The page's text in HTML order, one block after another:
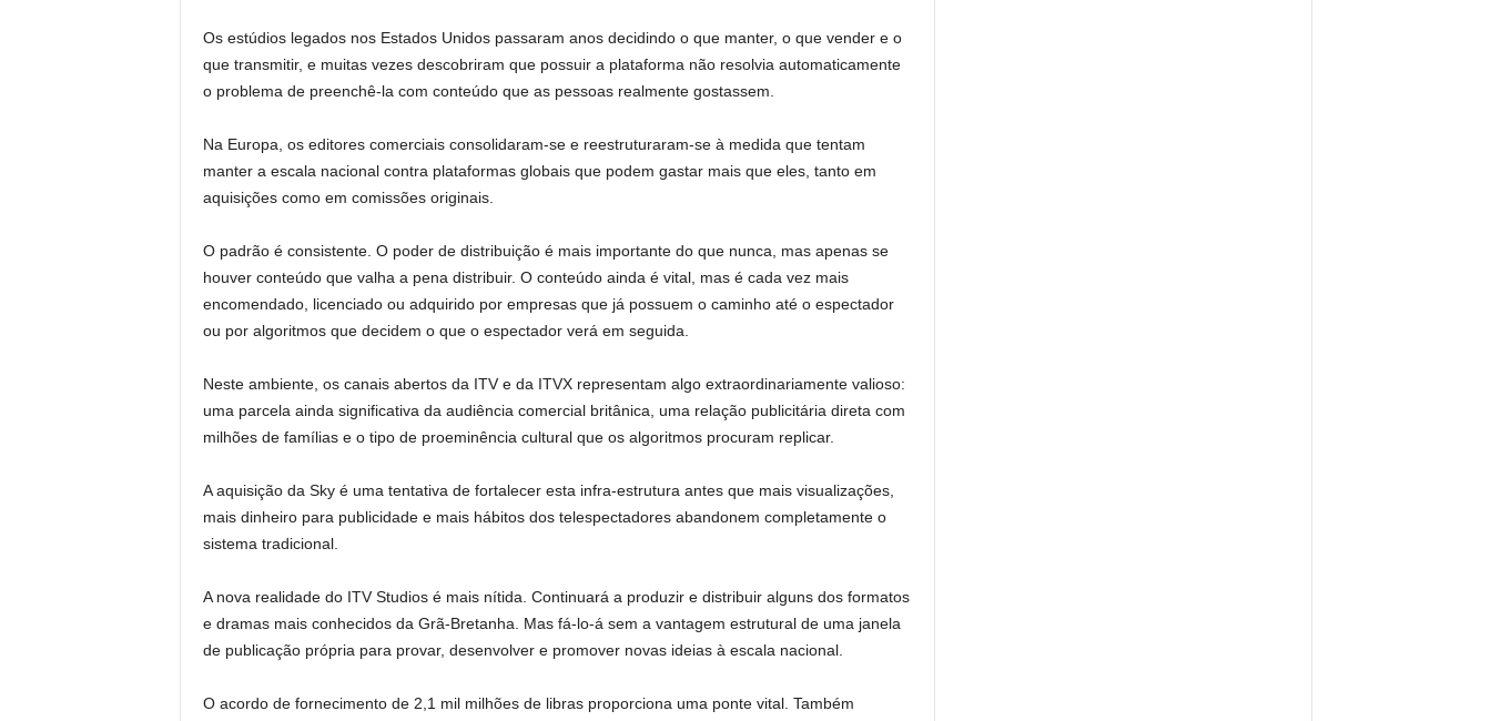
Os estúdios legados nos Estados Unidos passaram anos decidindo o que manter, o que vender e o
que transmitir, e muitas vezes descobriram que possuir a plataforma não resolvia automaticamente
o problema de preenchê-la com conteúdo que as pessoas realmente gostassem.
Na Europa, os editores comerciais consolidaram-se e reestruturaram-se à medida que tentam
manter a escala nacional contra plataformas globais que podem gastar mais que eles, tanto em
aquisições como em comissões originais.
O padrão é consistente. O poder de distribuição é mais importante do que nunca, mas apenas se
houver conteúdo que valha a pena distribuir. O conteúdo ainda é vital, mas é cada vez mais
encomendado, licenciado ou adquirido por empresas que já possuem o caminho até o espectador
ou por algoritmos que decidem o que o espectador verá em seguida.
Neste ambiente, os canais abertos da ITV e da ITVX representam algo extraordinariamente valioso:
uma parcela ainda significativa da audiência comercial britânica, uma relação publicitária direta com
milhões de famílias e o tipo de proeminência cultural que os algoritmos procuram replicar.
A aquisição da Sky é uma tentativa de fortalecer esta infra-estrutura antes que mais visualizações,
mais dinheiro para publicidade e mais hábitos dos telespectadores abandonem completamente o
sistema tradicional.
A nova realidade do ITV Studios é mais nítida. Continuará a produzir e distribuir alguns dos formatos
e dramas mais conhecidos da Grã-Bretanha. Mas fá-lo-á sem a vantagem estrutural de uma janela
de publicação própria para provar, desenvolver e promover novas ideias à escala nacional.
O acordo de fornecimento de 2,1 mil milhões de libras proporciona uma ponte vital. Também